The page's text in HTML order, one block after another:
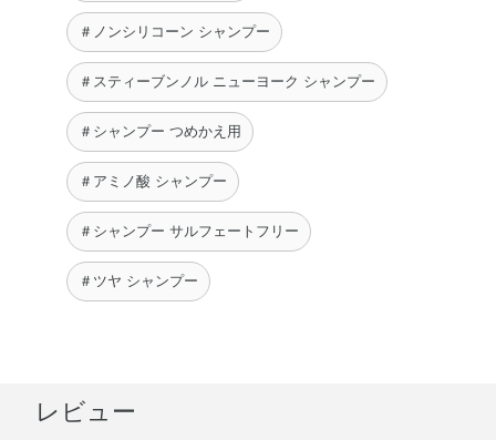
＃ノンシリコーン シャンプー
＃スティーブンノル ニューヨーク シャンプー
＃シャンプー つめかえ用
＃アミノ酸 シャンプー
＃シャンプー サルフェートフリー
＃ツヤ シャンプー
レビュー